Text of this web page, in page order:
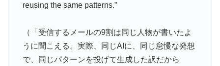
reusing the same patterns.”
（「受信するメールの9割は同じ人物が書いたよ
うに聞こえる。実際、同じAIに、同じ怠慢な発想
で、同じパターンを投げて生成した訳だから